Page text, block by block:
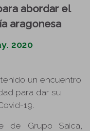
abordar el
aragonesa
2020
un encuentro
para dar su
19.
de Grupo Saica,